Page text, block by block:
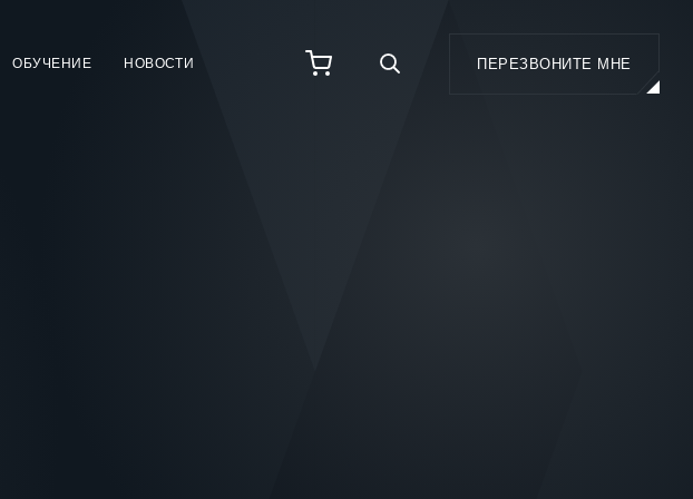
ОБУЧЕНИЕ НОВОСТИ ПЕРЕЗВОНИТЕ МНЕ